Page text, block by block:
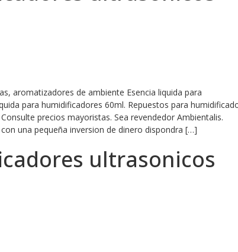
aromatizadores de ambiente Esencia liquida para
para humidificadores 60ml. Repuestos para
precios mayoristas. Sea revendedor Ambientalis.
una pequeña inversion de dinero dispondra […]
ultrasonicos